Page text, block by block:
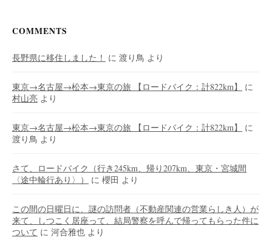
COMMENTS
長野県に移住しました！ に 渡り鳥 より
東京→名古屋→松本→東京の旅 【ロードバイク：計822km】
に
村山亮 より
東京→名古屋→松本→東京の旅 【ロードバイク：計822km】
に
渡り鳥 より
さて、ロードバイク（行き245km、帰り207km、東京・宮城間
〈途中輪行あり〉）
に 櫻田 より
この間の日曜日に、謎の訪問者（不動産関連の営業らしき人）が
来て、しつこく居座って、結局警察を呼んで帰ってもらった件に
ついて に 河合雅也 より